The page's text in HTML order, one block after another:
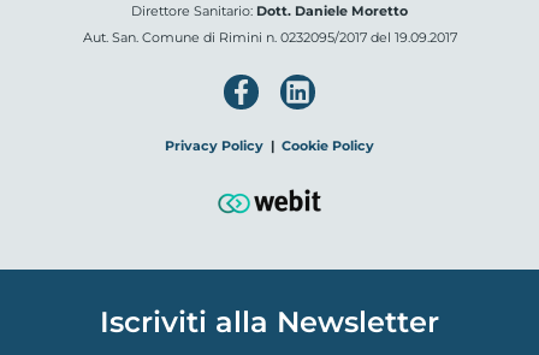
Direttore Sanitario: Dott. Daniele Moretto
Aut. San. Comune di Rimini n. 0232095/2017 del 19.09.2017
Privacy Policy | Cookie Policy
Iscriviti alla Newsletter